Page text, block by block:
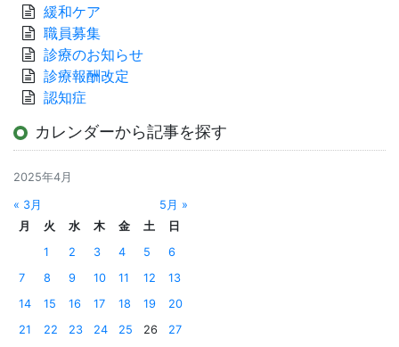
緩和ケア
職員募集
診療のお知らせ
診療報酬改定
認知症
カレンダーから記事を探す
2025年4月
« 3月
5月 »
月
火 水 木 金 土
日
1
2 3 4 5
6
7
8 9 10 11 12
13
14
15 16 17 18 19
20
21
22 23 24 25 26 27